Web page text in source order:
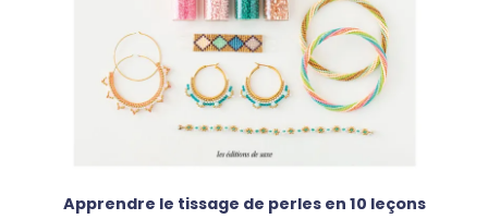
Apprendre le tissage de perles en 10 leçons